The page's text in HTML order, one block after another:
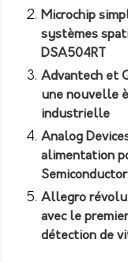
Microchip
systèmes
DSA504RT
Advantech et
une nouvelle
industrielle
Analog
alimentation
Semiconductor
Allegro
avec le
détection de